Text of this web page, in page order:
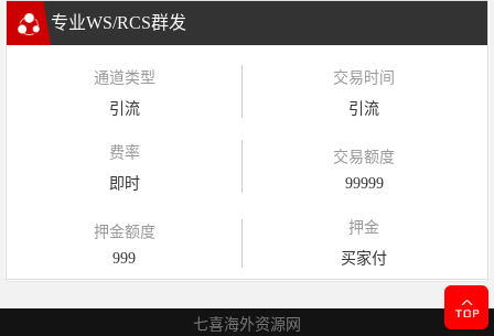
专业WS/RCS群发
通道类型
引流
交易时间
引流
费率
即时
交易额度
99999
押金额度
999
押金
买家付
七喜海外资源网